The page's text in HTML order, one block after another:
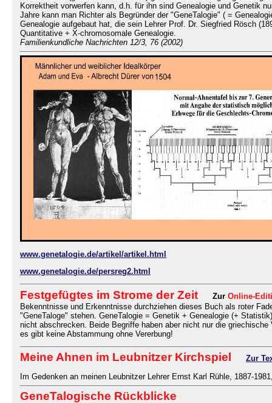
Korrektheit vorwerfen kann, d.h. für ihn sind Genealogie und Genetik
Jahre kann man Richter als Begründer der "GeneTalogie" ( =
Genealogie aufgebaut hat, die sein Lehrer Prof. Dr. Siegfried Rösch
Quantitative + X-chromosomale Genealogie.
Familienkundliche Nachrichten 12/3, 76 (2002)
www.genetalogie.de/artikel/artikel.html
www.genetalogie.de/persreg2.html
Festgefügtes im Strome der Zeit Zur Online-
Bekenntnisse und Erkenntnisse durchziehen dieses Buch als roter
"GeneTaloge" stehen. GeneTalogie = Genetik + Genealogie (+
nicht abschrecken. Beide Begriffe haben aber nicht nur die
es gibt keine Abstammung ohne Vererbung!
Meine Ahnen im Leubnitzer Kirchspiel
Zur
Im Gedenken an meinen Leubnitzer Lehrer Ernst Karl Rühle, 1887-
GeneTalogische Rückblicke